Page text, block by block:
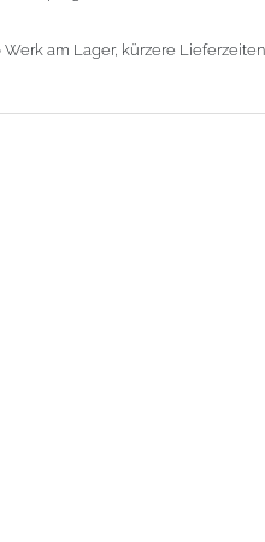
am Lager, kürzere